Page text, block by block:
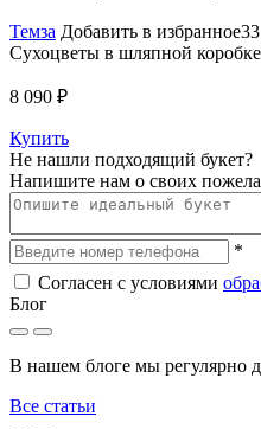
Темза Добавить в избранное33
Сухоцветы в шляпной коробке
8 090 ₽
Купить
Не нашли подходящий букет?
Напишите нам о своих
*
Согласен с условиями
Блог
В нашем блоге мы регулярно
Все статьи